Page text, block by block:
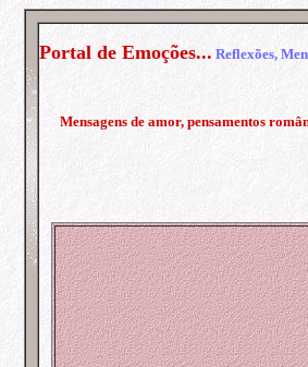
Portal de Emoções... Reflexões,
Mensagens de amor, pensamentos